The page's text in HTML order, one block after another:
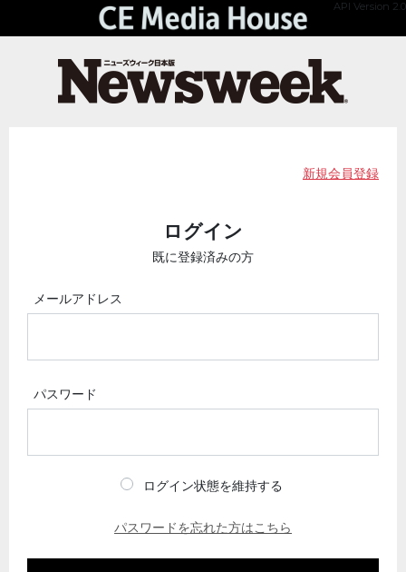
API Version 2.0
新規会員登録
ログイン
既に登録済みの方
メールアドレス
パスワード
ログイン状態を維持する
パスワードを忘れた方はこちら